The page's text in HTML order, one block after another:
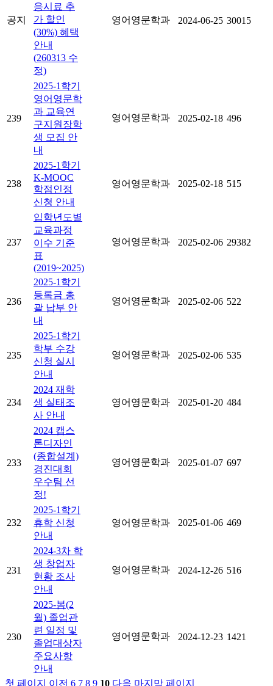
공지
응시료 추
가 할인
(30%) 혜택
안내
(260313 수
정)
영어영문학과 2024-06-25 30015
239
2025-1학기
영어영문학
과 교육연
구지원장학
생 모집 안
내
영어영문학과 2025-02-18 496
238
2025-1학기
K-MOOC
학점인정
신청 안내
영어영문학과 2025-02-18 515
237
입학년도별
교육과정
이수 기준
표
(2019~2025)
영어영문학과 2025-02-06 29382
236
2025-1학기
등록금 총
괄 납부 안
내
영어영문학과 2025-02-06 522
235
2025-1학기
학부 수강
신청 실시
안내
영어영문학과 2025-02-06 535
234
2024 재학
생 실태조
사 안내
영어영문학과 2025-01-20 484
233
2024 캡스
톤디자인
(종합설계)
경진대회
우수팀 선
정!
영어영문학과 2025-01-07 697
232
2025-1학기
휴학 신청
안내
영어영문학과 2025-01-06 469
231
2024-3차 학
생 창업자
현황 조사
안내
영어영문학과 2024-12-26 516
230
2025-봄(2
월) 졸업관
련 일정 및
졸업대상자
주요사항
안내
영어영문학과 2024-12-23 1421
첫 페이지 이전 6 7 8 9 10 다음 마지막 페이지